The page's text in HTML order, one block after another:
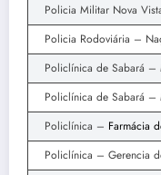
Policia Militar Nova
Policia Rodoviária –
Policlínica de Sabará –
Policlínica de Sabará –
Policlínica – Farmácia
Policlínica – Gerencia